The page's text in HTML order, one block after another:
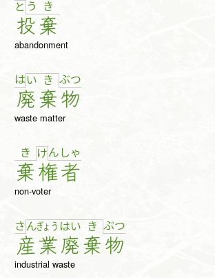
と う
投
き
棄
abandonment
はい
廃
き
棄
ぶつ
物
waste matter
き
棄
けん
権
しゃ
者
non-voter
さ ん
産
ぎょ う
業
はい
廃
き
棄
ぶつ
物
industrial waste